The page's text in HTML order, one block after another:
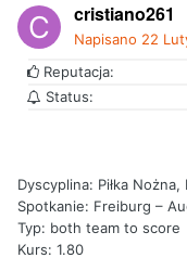
cristiano261
Napisano 22
Reputacja:
Status:
Dyscyplina: Piłka
Spotkanie: Freiburg –
Typ: both team to score
Kurs: 1.80